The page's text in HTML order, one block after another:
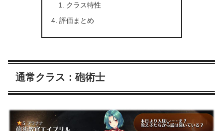
クラス特性
評価まとめ
通常クラス：砲術士